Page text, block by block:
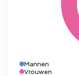
Mannen
Vrouwen